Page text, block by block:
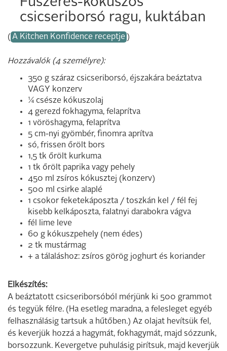
csicseriborsó ragu, kuktában
( A Kitchen Konfidence receptje )
Hozzávalók (4 személyre):
350 g száraz csicseriborsó, éjszakára beáztatva
VAGY konzerv
¼ csésze kókuszolaj
4 gerezd fokhagyma, felaprítva
1 vöröshagyma, felaprítva
5 cm-nyi gyömbér, finomra aprítva
só, frissen őrölt bors
1,5 tk őrölt kurkuma
1 tk őrölt paprika vagy pehely
450 ml zsíros kókusztej (konzerv)
500 ml csirke alaplé
1 csokor feketekáposzta / toszkán kel / fél fej
kisebb kelkáposzta, falatnyi darabokra vágva
fél lime leve
60 g kókuszpehely (nem édes)
2 tk mustármag
+ a tálaláshoz: zsíros görög joghurt és koriander
Elkészítés:
A beáztatott csicseriborsóból mérjünk ki 500 grammot
és tegyük félre. (Ha esetleg maradna, a felesleget egyéb
felhasználásig tartsuk a hűtőben.) Az olajat hevítsük fel,
és keverjük hozzá a hagymát, fokhagymát, majd sózzunk,
borsozzunk. Kevergetve puhulásig pirítsuk, majd keverjük